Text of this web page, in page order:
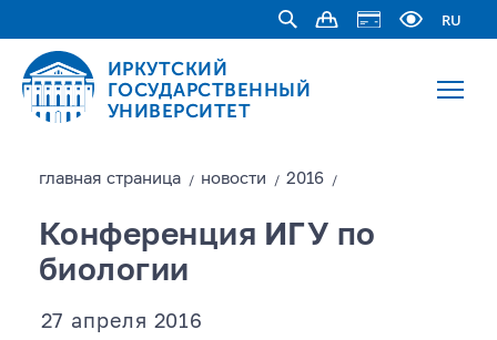
RU
ИРКУТСКИЙ
ГОСУДАРСТВЕННЫЙ
УНИВЕРСИТЕТ
главная страницa / новости / 2016 /
Конференция ИГУ по
биологии
27 апреля 2016